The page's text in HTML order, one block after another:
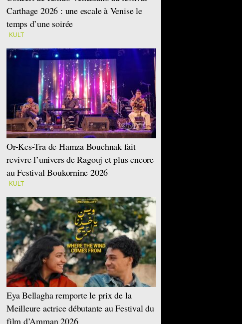
Carthage 2026 : une escale à Venise le
temps d’une soirée
KULT
Or-Kes-Tra de Hamza Bouchnak fait
revivre l’univers de Ragouj et plus encore
au Festival Boukornine 2026
KULT
Eya Bellagha remporte le prix de la
Meilleure actrice débutante au Festival du
film d’Amman 2026